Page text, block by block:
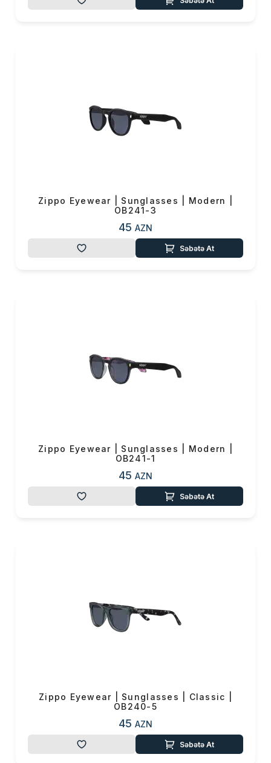
Zippo Eyewear | Sunglasses | Modern |
OB241-3
45 AZN
Səbətə At
Zippo Eyewear | Sunglasses | Modern |
OB241-1
45 AZN
Səbətə At
Zippo Eyewear | Sunglasses | Classic |
OB240-5
45 AZN
Səbətə At
Məhsul(lar) səbətə əlavə edildi
Alış-verişə davam et